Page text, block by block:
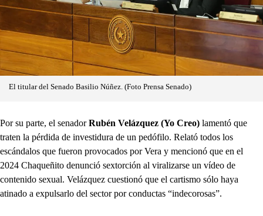
El titular del Senado Basilio Núñez. (Foto Prensa Senado)
Por su parte, el senadorRubén Velázquez (Yo Creo) lamentó que
traten la pérdida de investidura de un pedófilo. Relató todos los
escándalos que fueron provocados por Vera y mencionó que en el
2024 Chaqueñito denunció sextorción al viralizarse un vídeo de
contenido sexual. Velázquez cuestionó que el cartismo sólo haya
atinado a expulsarlo del sector por conductas “indecorosas”.